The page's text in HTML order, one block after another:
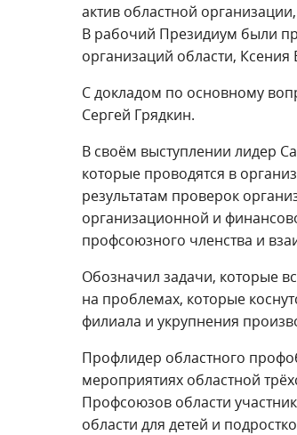
актив областной организации,
В рабочий Президиум были
организаций области,
С докладом по основному
Сергей Грядкин.
В своём выступлении лидер
которые проводятся в
результатам проверок
организационной и
профсоюзного членства и
Обозначил задачи, которые
на проблемах, которые
филиала и укрупнения
Профлидер областного
мероприятиях областной
Профсоюзов области
области для детей и